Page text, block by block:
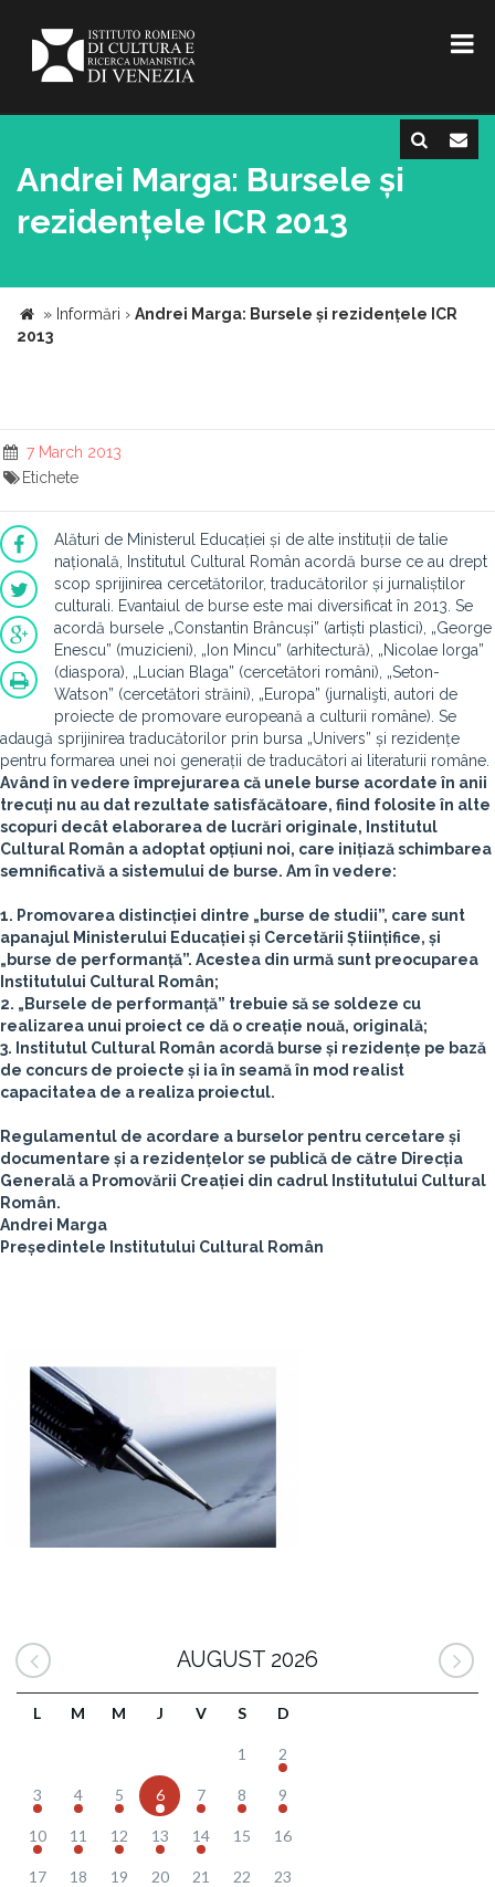
Andrei Marga: Bursele și
rezidențele ICR 2013
» Informări › Andrei Marga: Bursele și rezidențele ICR
2013
7 March 2013
Etichete
Alături de Ministerul Educației și de alte instituții de talie
națională, Institutul Cultural Român acordă burse ce au drept
scop sprijinirea cercetătorilor, traducătorilor și jurnaliștilor
culturali. Evantaiul de burse este mai diversificat în 2013. Se
acordă bursele „Constantin Brâncuși” (artiști plastici), „George
Enescu” (muzicieni), „Ion Mincu” (arhitectură), „Nicolae Iorga”
(diaspora), „Lucian Blaga” (cercetători români), „Seton-
Watson” (cercetători străini), „Europa” (jurnalişti, autori de
proiecte de promovare europeană a culturii române). Se
adaugă sprijinirea traducătorilor prin bursa „Univers” și rezidențe
pentru formarea unei noi generații de traducători ai literaturii române.
Având în vedere împrejurarea că unele burse acordate în anii
trecuți nu au dat rezultate satisfăcătoare, fiind folosite în alte
scopuri decât elaborarea de lucrări originale, Institutul
Cultural Român a adoptat opțiuni noi, care inițiază schimbarea
semnificativă a sistemului de burse. Am în vedere:
1. Promovarea distincției dintre „burse de studii”, care sunt
apanajul Ministerului Educației și Cercetării Științifice, și
„burse de performanță”. Acestea din urmă sunt preocuparea
Institutului Cultural Român;
2. „Bursele de performanță” trebuie să se soldeze cu
realizarea unui proiect ce dă o creație nouă, originală;
3. Institutul Cultural Român acordă burse și rezidențe pe bază
de concurs de proiecte și ia în seamă în mod realist
capacitatea de a realiza proiectul.
Regulamentul de acordare a burselor pentru cercetare și
documentare și a rezidențelor se publică de către Direcția
Generală a Promovării Creației din cadrul Institutului Cultural
Român.
Andrei Marga
Președintele Institutului Cultural Român
AUGUST 2026
L M M J V S D
1 2
3 4 5 6 7 8 9
10 11 12 13 14 15 16
17 18 19 20 21 22 23